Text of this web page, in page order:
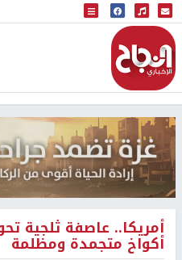
البث المباشر
إذاعة النجاح
أمريكا.. عاصفة ثلجية
أكواخ متجمدة ومظلمة